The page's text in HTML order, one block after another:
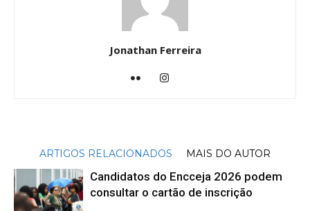
Jonathan Ferreira
ARTIGOS RELACIONADOS MAIS DO AUTOR
Candidatos do Encceja 2026 podem
consultar o cartão de inscrição